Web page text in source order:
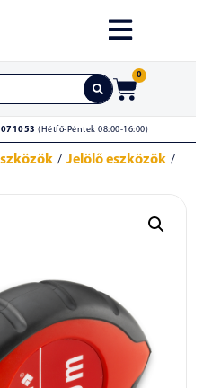
0
(Hétfő-Péntek 08:00-16:00)
/ Jelölő eszközök /